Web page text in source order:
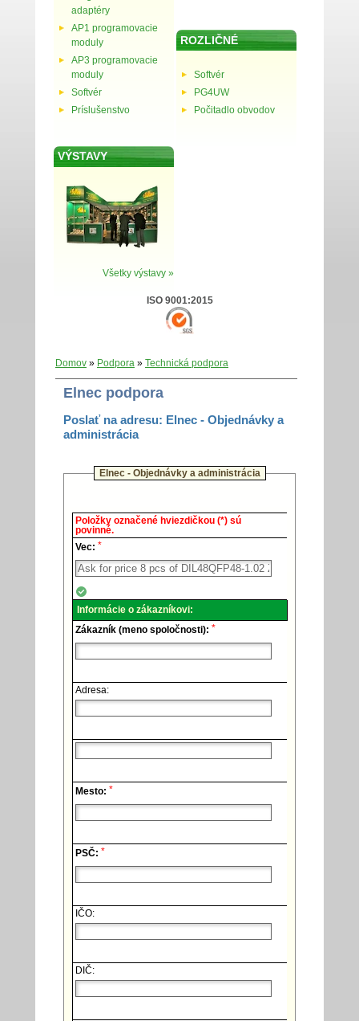
adaptéry
AP1 programovacie
moduly
AP3 programovacie
moduly
Softvér
Príslušenstvo
ROZLIČNÉ
Softvér
PG4UW
Počitadlo obvodov
VÝSTAVY
Všetky výstavy »
ISO 9001:2015
Domov » Podpora » Technická podpora
Elnec podpora
Poslať na adresu: Elnec - Objednávky a
administrácia
Elnec - Objednávky a administrácia
Elnec
Technická
podpora.
Položky označené hviezdičkou (*) sú
povinné.
Vec: *
Informácie o zákazníkovi:
Zákazník (meno spoločnosti): *
Adresa:
Mesto: *
PSČ: *
IČO:
DIČ: